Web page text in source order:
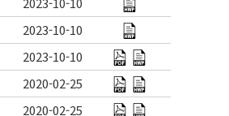
2023-10-10
2023-10-10
2020-02-25
2020-02-25